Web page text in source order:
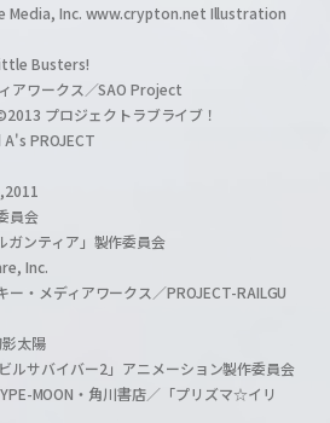
Media, Inc. www.crypton.net Illustration
Busters!
アワークス／SAO Project
プロジェクトラブライブ！
PROJECT
員会
ンティア」製作委員会
Inc.
・メディアワークス／PROJECT-RAILGU
太陽
サバイバー2」アニメーション製作委員会
MOON・角川書店／「プリズマ☆イリ